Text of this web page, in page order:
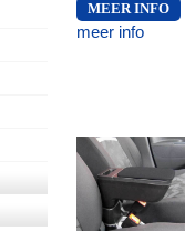
MEER INFO
meer info